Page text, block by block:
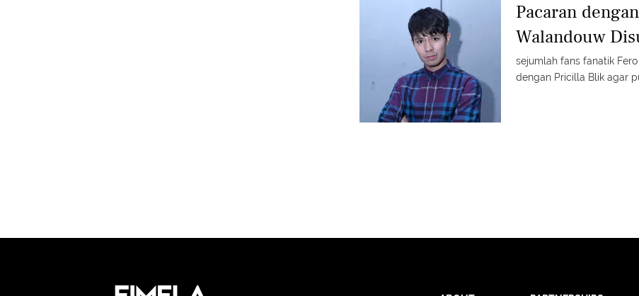
Pacaran
Walandouw
sejumlah fans fanatik
dengan Pricilla Blik agar